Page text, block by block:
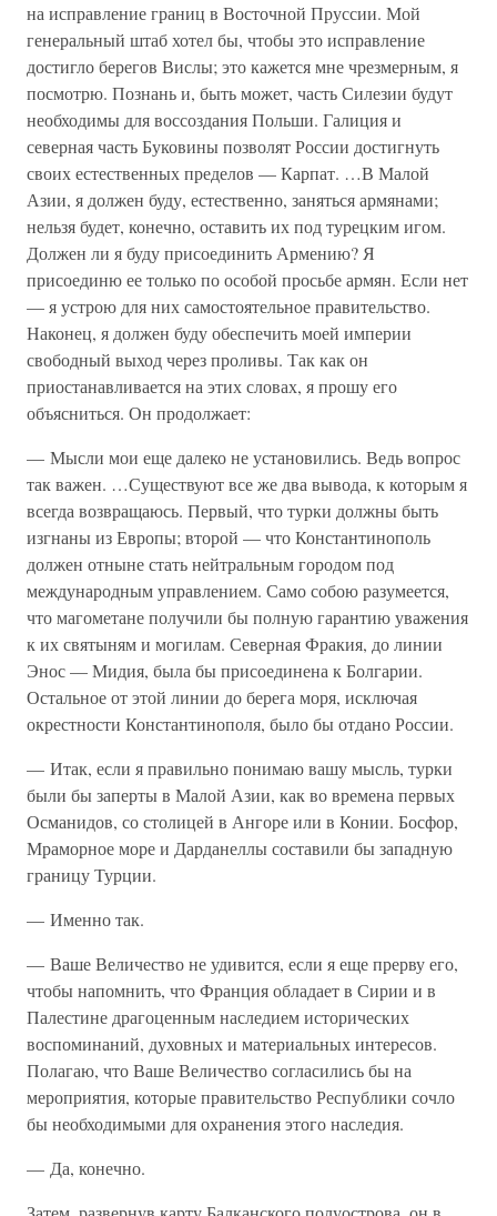
на исправление границ в Восточной Пруссии. Мой
генеральный штаб хотел бы, чтобы это исправление
достигло берегов Вислы; это кажется мне чрезмерным, я
посмотрю. Познань и, быть может, часть Силезии будут
необходимы для воссоздания Польши. Галиция и
северная часть Буковины позволят России достигнуть
своих естественных пределов — Карпат. …В Малой
Азии, я должен буду, естественно, заняться армянами;
нельзя будет, конечно, оставить их под турецким игом.
Должен ли я буду присоединить Армению? Я
присоединю ее только по особой просьбе армян. Если нет
— я устрою для них самостоятельное правительство.
Наконец, я должен буду обеспечить моей империи
свободный выход через проливы. Так как он
приостанавливается на этих словах, я прошу его
объясниться. Он продолжает:
— Мысли мои еще далеко не установились. Ведь вопрос
так важен. …Существуют все же два вывода, к которым я
всегда возвращаюсь. Первый, что турки должны быть
изгнаны из Европы; второй — что Константинополь
должен отныне стать нейтральным городом под
международным управлением. Само собою разумеется,
что магометане получили бы полную гарантию уважения
к их святыням и могилам. Северная Фракия, до линии
Энос — Мидия, была бы присоединена к Болгарии.
Остальное от этой линии до берега моря, исключая
окрестности Константинополя, было бы отдано России.
— Итак, если я правильно понимаю вашу мысль, турки
были бы заперты в Малой Азии, как во времена первых
Османидов, со столицей в Ангоре или в Конии. Босфор,
Мраморное море и Дарданеллы составили бы западную
границу Турции.
— Именно так.
— Ваше Величество не удивится, если я еще прерву его,
чтобы напомнить, что Франция обладает в Сирии и в
Палестине драгоценным наследием исторических
воспоминаний, духовных и материальных интересов.
Полагаю, что Ваше Величество согласились бы на
мероприятия, которые правительство Республики сочло
бы необходимыми для охранения этого наследия.
— Да, конечно.